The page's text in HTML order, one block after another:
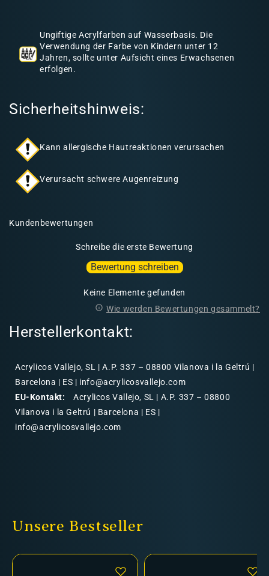
Ungiftige Acrylfarben auf Wasserbasis. Die
Verwendung der Farbe von Kindern unter 12
Jahren, sollte unter Aufsicht eines Erwachsenen
erfolgen.
Sicherheitshinweis:
Kann allergische Hautreaktionen verursachen
Verursacht schwere Augenreizung
Kundenbewertungen
Schreibe die erste Bewertung
Bewertung schreiben
Keine Elemente gefunden
Wie werden Bewertungen gesammelt?
Herstellerkontakt:
Acrylicos Vallejo, SL | A.P. 337 – 08800 Vilanova i la Geltrú |
Barcelona | ES | info@acrylicosvallejo.com
EU-Kontakt:
Acrylicos Vallejo, SL | A.P. 337 – 08800
Vilanova i la Geltrú | Barcelona | ES |
info@acrylicosvallejo.com
Unsere Bestseller